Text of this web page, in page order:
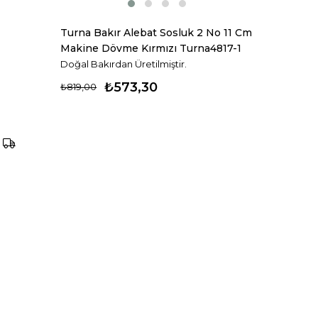
Turna Bakır Alebat Sosluk 2 No 11 Cm
Makine Dövme Kırmızı Turna4817-1
Doğal Bakırdan Üretilmiştir.
₺573,30
₺819,00